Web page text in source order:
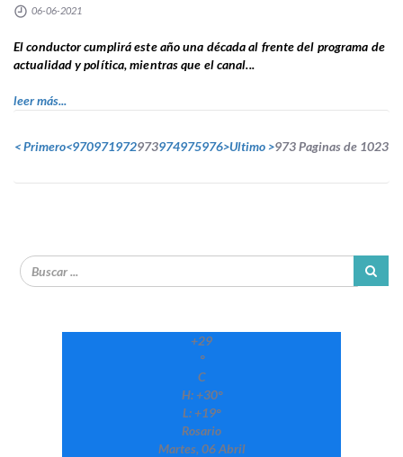
06-06-2021
El conductor cumplirá este año una década al frente del programa de
actualidad y política, mientras que el canal...
leer más...
< Primero<970971972973974975976>Ultimo >973 Paginas de 1023
+29
°
C
H: +30°
L: +19°
Rosario
Martes, 06 Abril